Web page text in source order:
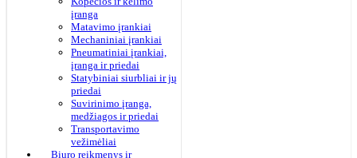
įranga
Matavimo įrankiai
Mechaniniai įrankiai
Pneumatiniai įrankiai,
įranga ir priedai
Statybiniai siurbliai ir jų
priedai
Suvirinimo įranga,
medžiagos ir priedai
Transportavimo
vežimėliai
Biuro reikmenys ir